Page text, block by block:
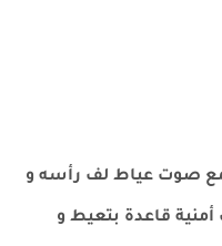
صوت عياط لف رأسه و
قاعدة بتعيط و